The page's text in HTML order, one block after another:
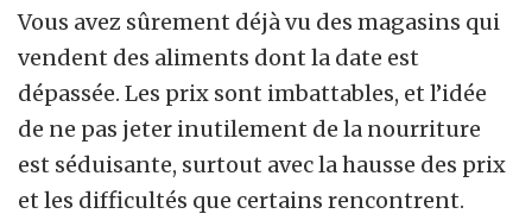
Vous avez sûrement déjà vu des magasins qui
vendent des aliments dont la date est
dépassée. Les prix sont imbattables, et l’idée
de ne pas jeter inutilement de la nourriture
est séduisante, surtout avec la hausse des prix
et les difficultés que certains rencontrent.